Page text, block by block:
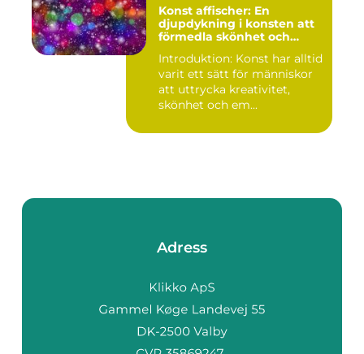
Konst affischer: En
djupdykning i konsten att
förmedla skönhet och
Introduktion: Konst har alltid
varit ett sätt för människor
att uttrycka kreativitet,
skönhet och em...
Adress